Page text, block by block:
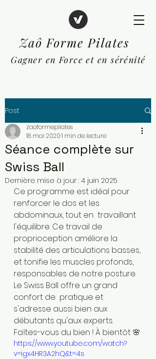
Zaô Forme Pilates
Gagner en Force et en sérénité
Post
Séance complète sur
Swiss Ball
zaoformepilates
18 mai 20201 min de lecture
Dernière mise à jour : 4 juin 2025
Ce programme est idéal pour
renforcer le dos et les
abdominaux, tout en  travaillant
l'équilibre. Ce travail de
proprioception améliore la
stabilité des articulations basses,
et tonifie les muscles profonds,
responsables de notre posture.
Le Swiss Ball offre un grand
confort de  pratique et
s'adresse aussi bien aux
débutants qu'aux experts.
Faîtes-vous du bien ! À bientôt 🌸
https://www.youtube.com/watch?
v=igx4HR3A2hQ&t=4s